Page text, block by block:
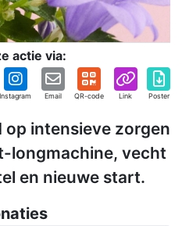
actie via:
Instagram Email QR-code Link Poster
op intensieve zorgen
longmachine, vecht
en nieuwe start.